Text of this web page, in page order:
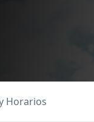
Horarios